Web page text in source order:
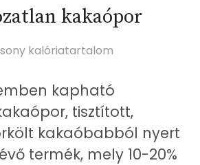
kakaópor
kalóriatartalom
kapható
tisztított,
kakaóbabból nyert
termék, mely 10-20%